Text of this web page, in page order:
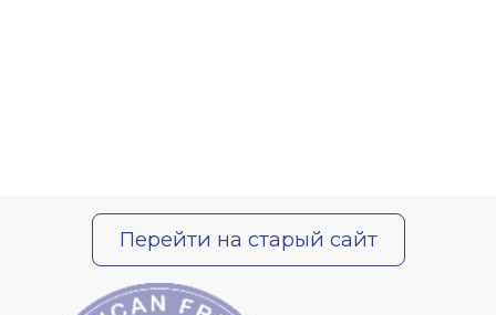
Перейти на старый сайт